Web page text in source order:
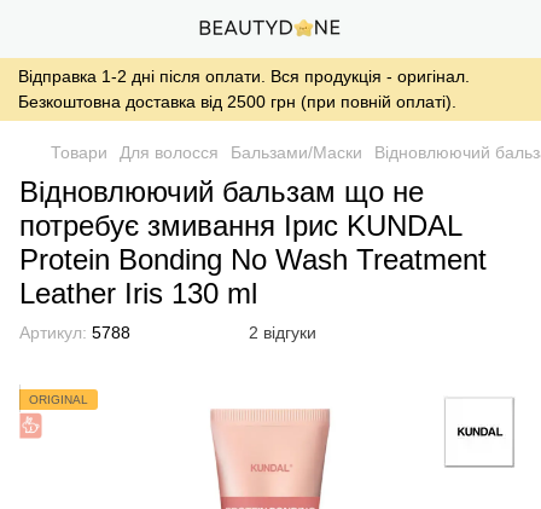
Відправка 1-2 дні після оплати. Вся продукція - оригінал.
Безкоштовна доставка від 2500 грн (при повній оплаті).
Товари Для волосся Бальзами/Маски Відновлюючий
Відновлюючий бальзам що не
потребує змивання Ірис KUNDAL
Protein Bonding No Wash Treatment
Leather Iris 130 ml
Артикул: 5788 2 відгуки
ORIGINAL